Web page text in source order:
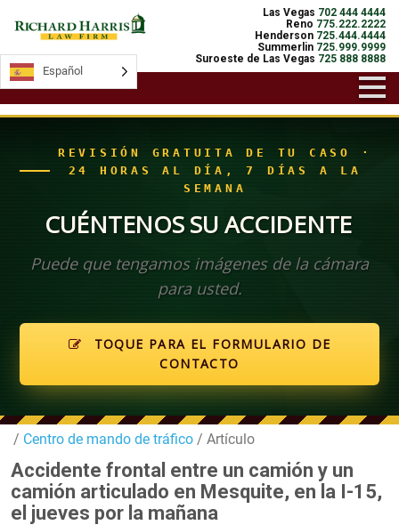
Las Vegas 702 444 4444
Reno 775.222.2222
Henderson 725.444.4444
Summerlin 725.999.9999
Suroeste de Las Vegas 725 888 8888
REVISIÓN GRATUITA DE TU CASO ·
24 HORAS AL DÍA, 7 DÍAS A LA
SEMANA
CUÉNTENOS SU ACCIDENTE
Puede que tengamos imágenes de la cámara
para usted.
TOQUE PARA EL FORMULARIO DE
CONTACTO
/ Centro de mando de tráfico / Artículo
Accidente frontal entre un camión y un
camión articulado en Mesquite, en la I-15,
el jueves por la mañana
Español
Español